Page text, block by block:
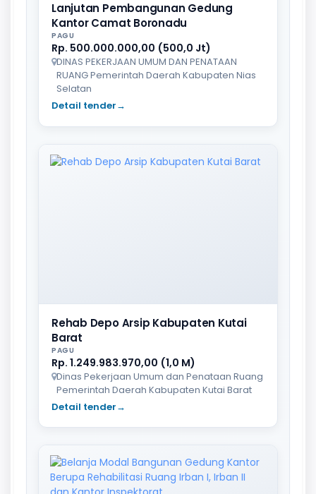
Lanjutan Pembangunan Gedung
Kantor Camat Boronadu
PAGU
Rp. 500.000.000,00 (500,0 Jt)
DINAS PEKERJAAN UMUM DAN PENATAAN
RUANG Pemerintah Daerah Kabupaten Nias
Selatan
Detail tender→
Rehab Depo Arsip Kabupaten Kutai
Barat
PAGU
Rp. 1.249.983.970,00 (1,0 M)
Dinas Pekerjaan Umum dan Penataan Ruang
Pemerintah Daerah Kabupaten Kutai Barat
Detail tender→